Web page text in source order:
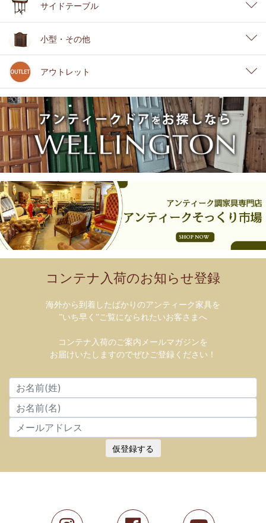
サイドテーブル
小型・その他
アウトレット
コンテナ入荷のお知らせ登録
海外から到着したばかりのアンティーク家具を
”いち早く”ご覧になられたいお客さまへ
コンテナ入荷のご案内メールマガジンを
お届けいたしますのでぜひご登録ください！
仮登録する